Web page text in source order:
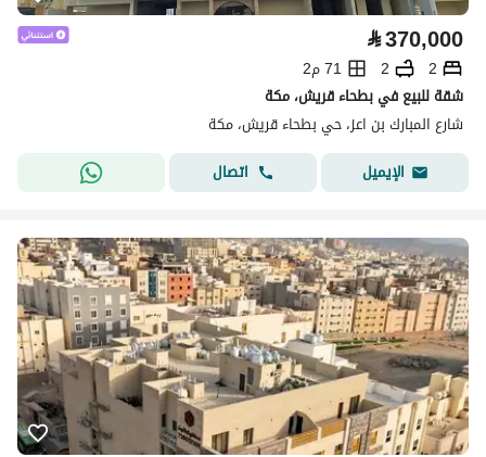
⃁370,000
2
2
71 م2
شقة للبيع في بطحاء قريش، مكة
شارع المبارك بن اعز، حي بطحاء قريش، مكة
الإيميل
اتصال